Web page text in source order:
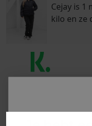
Cejay is 1
kilo en ze
is